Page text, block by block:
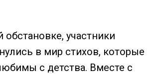
обстановке, участники
в мир стихов, которые
с детства. Вместе с